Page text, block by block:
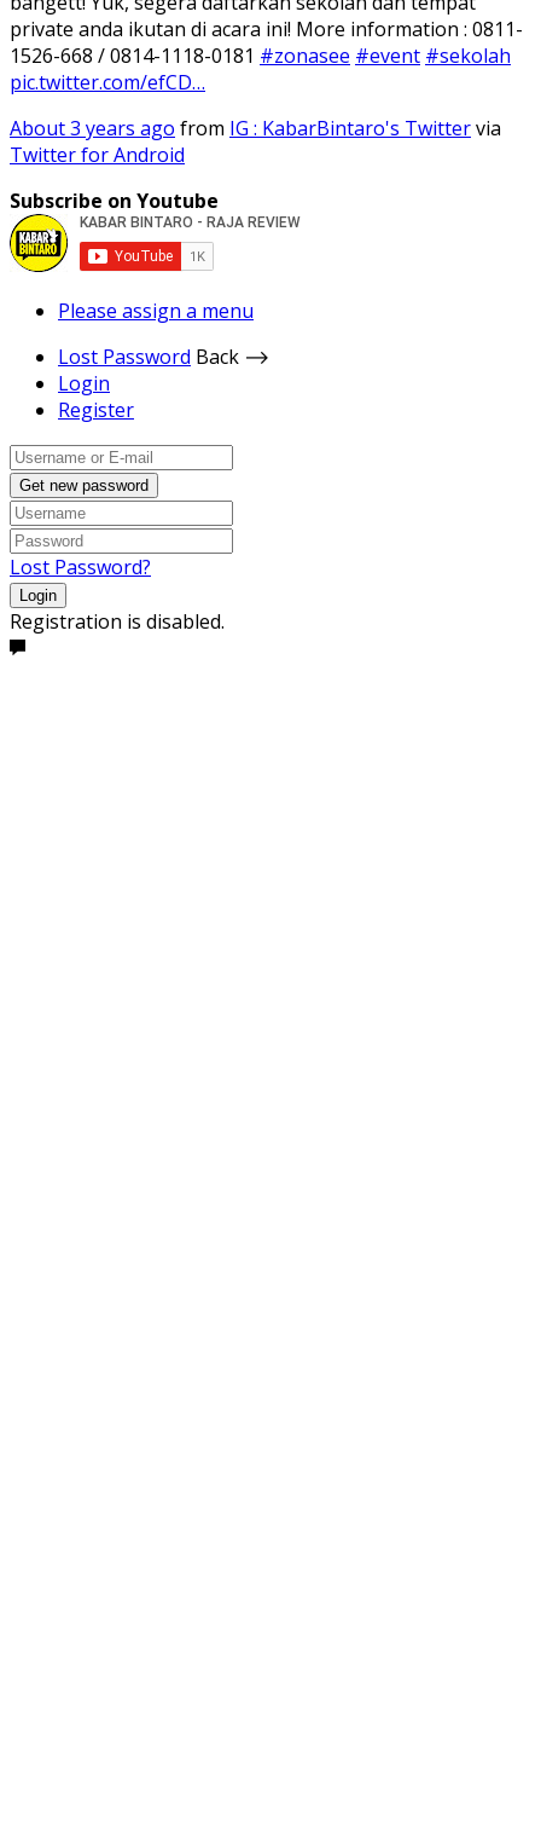
private anda ikutan di acara ini! More information : 0811-
1526-668 / 0814-1118-0181 #zonasee #event #sekolah
pic.twitter.com/efCD…
About 3 years ago from IG : KabarBintaro's Twittervia
Twitter for Android
Subscribe on Youtube
Please assign a menu
Lost Password Back ⟶
Login
Register
Get new password
Lost Password?
Login
Registration is disabled.